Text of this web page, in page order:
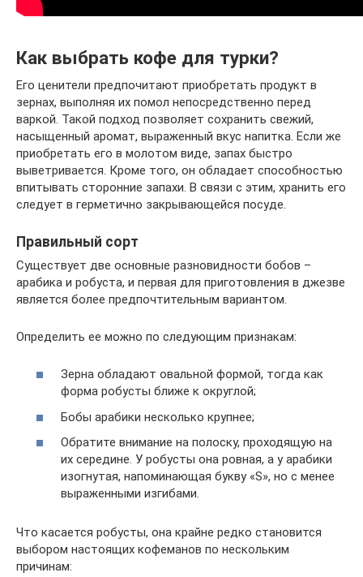
Как выбрать кофе для турки?
Его ценители предпочитают приобретать продукт в
зернах, выполняя их помол непосредственно перед
варкой. Такой подход позволяет сохранить свежий,
насыщенный аромат, выраженный вкус напитка. Если же
приобретать его в молотом виде, запах быстро
выветривается. Кроме того, он обладает способностью
впитывать сторонние запахи. В связи с этим, хранить его
следует в герметично закрывающейся посуде.
Правильный сорт
Существует две основные разновидности бобов –
арабика и робуста, и первая для приготовления в джезве
является более предпочтительным вариантом.
Определить ее можно по следующим признакам:
Зерна обладают овальной формой, тогда как
форма робусты ближе к округлой;
Бобы арабики несколько крупнее;
Обратите внимание на полоску, проходящую на
их середине. У робусты она ровная, а у арабики
изогнутая, напоминающая букву «S», но с менее
выраженными изгибами.
Что касается робусты, она крайне редко становится
выбором настоящих кофеманов по нескольким
причинам: